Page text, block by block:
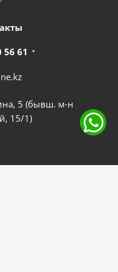
56 61
5 (бывш. м-н
15/1)